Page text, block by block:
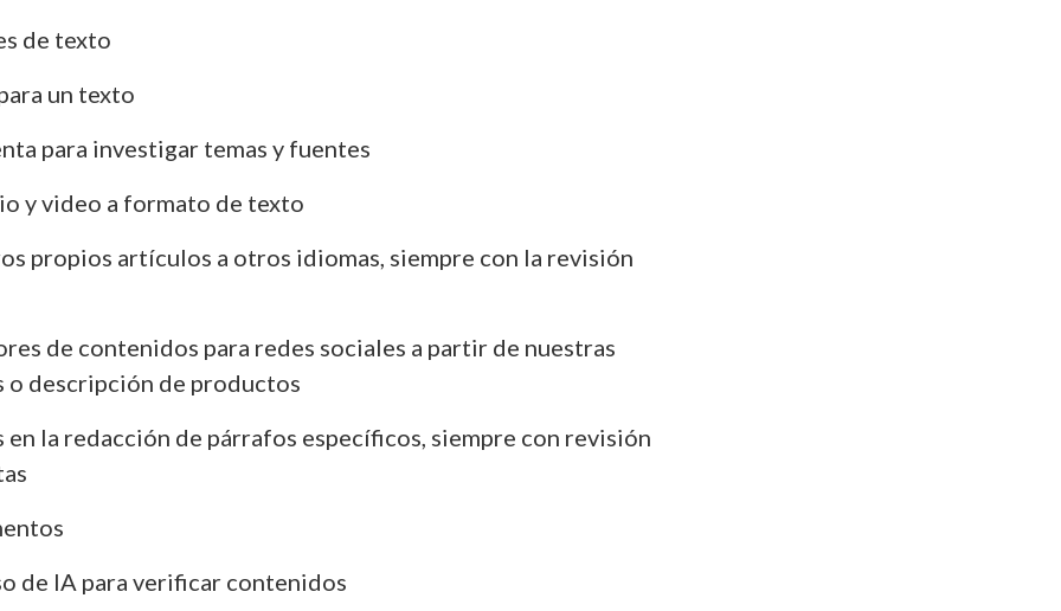
de texto
un texto
para investigar temas y fuentes
y video a formato de texto
propios artículos a otros idiomas, siempre con la revisión
de contenidos para redes sociales a partir de nuestras
o descripción de productos
en la redacción de párrafos específicos, siempre con revisión
de IA para verificar contenidos